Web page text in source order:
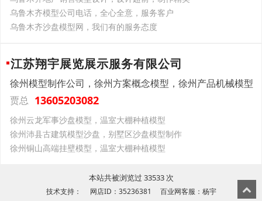
乌鲁木齐模型公司电话，全心全意，服务客户
乌鲁木齐沙盘模型网，我们有的服务态度
江苏翔宇展览展示服务有限公司
徐州模型制作公司，徐州方案概念模型，徐州产品机械模型
贾总 13605203082
徐州云龙军事沙盘模型，温室大棚种植模型
徐州沛县古建筑模型沙盘，别墅区沙盘模型制作
徐州铜山高端挂壁模型，温室大棚种植模型
本站共被浏览过 33533 次
技术支持： 网店ID：35236381 百业网客服：杨宇